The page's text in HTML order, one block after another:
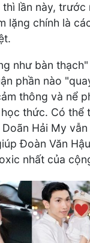
lần này, trước
lặng chính là
như bàn
phần nào
thông và nể
thức. Có thể
Hải My
Đoàn Văn
nhất của